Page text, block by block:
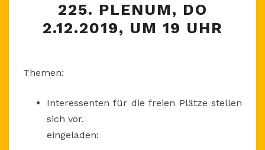
PLENUM,
DO
225. PLENUM, DO
2.12.2019, UM 19 UHR
Themen:
Interessenten für die freien Plätze stellen
sich vor.
eingeladen: